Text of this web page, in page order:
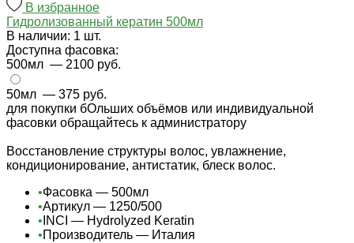
В избранное
Гидролизованный кератин 500мл
В наличии: 1 шт.
Доступна фасовка:
500мл — 2100 руб.
50мл — 375 руб.
для покупки бОльших объёмов или индивидуальной
фасовки обращайтесь к администратору
Восстановление структуры волос, увлажнение,
кондиционирование, антистатик, блеск волос.
•Фасовка — 500мл
•Артикул — 1250/500
• INCI — Hydrolyzed Keratin
•Производитель — Италия